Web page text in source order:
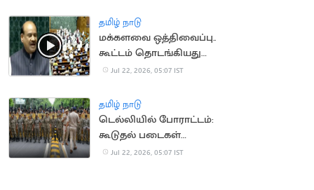
தமிழ் நாடு
மக்களவை ஒத்திவைப்பு..
கூட்டம் தொடங்கியது
முதலே எதிர்க்கட்சி
Jul 22, 2026, 05:07 IST
தமிழ் நாடு
டெல்லியில் போராட்டம்:
கூடுதல் படைகள்
வரவிழிப்பு
Jul 22, 2026, 05:07 IST